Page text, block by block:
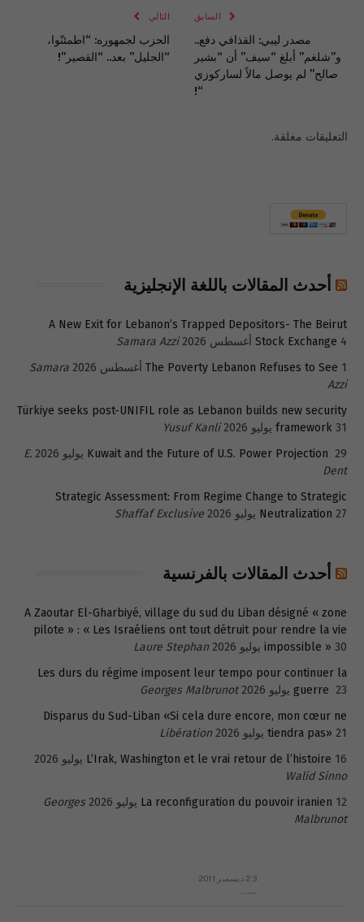
السابق
مصدر ليبي: القذافي دفع..
و”شلغم” أبلغ “سيف” أن “بشير
صالح” لم يوصل مالاً لساركوزي
“!
التالي
الحزب لجمهوره: “اطمئنّوا،
“الجليل” بعد.. “القصير”!
التعليقات مغلقة.
أحدث المقالات باللغة الإنجليزية
A New Exit for Lebanon’s Trapped Depositors- The Beirut
Stock Exchange 4 أغسطس 2026
Samara Azzi
The Poverty Lebanon Refuses to See 1 أغسطس 2026
Samara
Azzi
Türkiye seeks post-UNIFIL role as Lebanon builds new security
framework 31 يوليو 2026
Yusuf Kanli
Kuwait and the Future of U.S. Power Projection 29 يوليو 2026
E.
Dent
Strategic Assessment: From Regime Change to Strategic
Neutralization 27 يوليو 2026 Shaffaf Exclusive
أحدث المقالات بالفرنسية
A Zaoutar El-Gharbiyé, village du sud du Liban désigné « zone
pilote » : « Les Israéliens ont tout détruit pour rendre la vie
impossible » 30 يوليو 2026
Laure Stephan
Les durs du régime imposent leur tempo pour continuer la
guerre 23 يوليو 2026
Georges Malbrunot
Disparus du Sud-Liban «Si cela dure encore, mon cœur ne
tiendra pas» 21 يوليو 2026
Libération
L’Irak, Washington et le vrai retour de l’histoire 16 يوليو 2026
Walid Sinno
La reconfiguration du pouvoir iranien 12 يوليو 2026
Georges
Malbrunot
23 ديسمبر 2011